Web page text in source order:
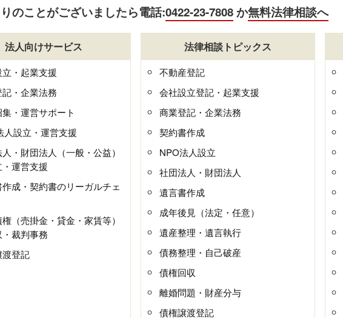
のことがございましたら電話:0422-23-7808か無料法律相談へ
法人向けサービス
・起業支援
・企業法務
・運営サポート
人設立・運営支援
・財団法人（一般・公益）
運営支援
成・契約書のリーガルチェ
（売掛金・貸金・家賃等）
裁判事務
登記
法律相談トピックス
不動産登記
会社設立登記・起業支援
商業登記・企業法務
契約書作成
NPO法人設立
社団法人・財団法人
遺言書作成
成年後見（法定・任意）
遺産整理・遺言執行
債務整理・自己破産
債権回収
離婚問題・財産分与
債権譲渡登記